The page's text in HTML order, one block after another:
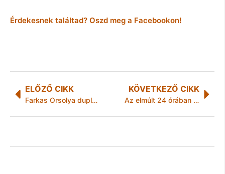
Érdekesnek találtad? Oszd meg a Facebookon!
ELŐZŐ CIKK
Farkas Orsolya duplázott Dortmundban
KÖVETKEZŐ CIKK
Az elmúlt 24 órában történt